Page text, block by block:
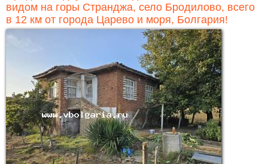
видом на горы Странджа, село Бродилово, всего
в 12 км от города Царево и моря, Болгария!